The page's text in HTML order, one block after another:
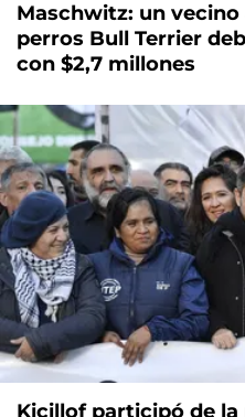
Maschwitz: un
perros Bull Terrier
con $2,7 millones
Kicillof participó de